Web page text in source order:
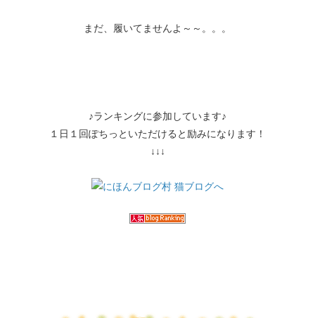
まだ、履いてませんよ～～。。。
♪ランキングに参加しています♪
１日１回ぽちっといただけると励みになります！
↓↓↓